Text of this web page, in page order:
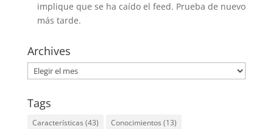
implique que se ha caído el feed. Prueba de nuevo
más tarde.
Archives
Archives
Tags
Características (43) Conocimientos (13)